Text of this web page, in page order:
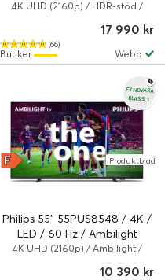
(Fyndvara klass 1)
4K UHD (2160p) / HDR-stöd /
(66)
17 990 kr
Webb
Butiker
FYNDVARA
KLASS 1
Philips 55" 55PUS8548 / 4K /
LED / 60 Hz / Ambilight
(Fyndvara klass 1)
4K UHD (2160p) / Ambilight /
F Produktblad
10 390 kr